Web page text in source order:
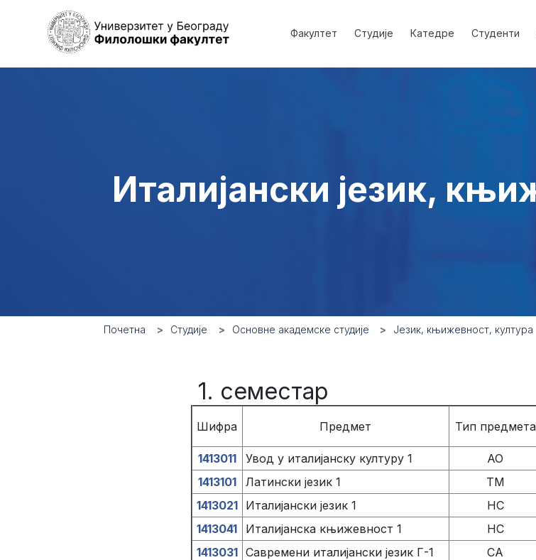
Факултет Студије Катедре Студенти
Италијански језик,
Почетна Студије Основне академске студије Језик, књижевност, култура
1. семестар
Шифра Предмет Тип предмета
1413011 Увод у италијанску културу 1 АО
1413101
Латински језик 1 ТМ
1413021
Италијански језик 1 НС
1413041
Италијанска књижевност 1 НС
1413031 Савремени италијански језик Г-1 СА